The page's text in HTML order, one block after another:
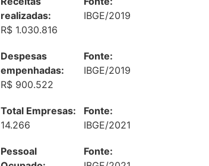
realizadas:
R$ 1.030.816
IBGE/2019
Despesas
empenhadas:
R$ 900.522
Fonte:
IBGE/2019
Total Empresas:
14.266
Fonte:
IBGE/2021
Pessoal
Fonte: